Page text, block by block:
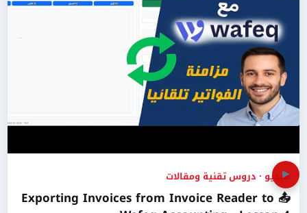
▶
فيديو · دروس تقنية ومقالات
📤 Exporting Invoices from Invoice Reader to